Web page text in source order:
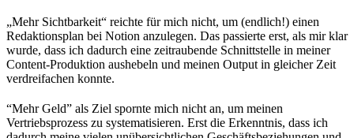
„Mehr Sichtbarkeit“ reichte für mich nicht, um (endlich!) einen
Redaktionsplan bei Notion anzulegen. Das passierte erst, als mir klar
wurde, dass ich dadurch eine zeitraubende Schnittstelle in meiner
Content-Produktion aushebeln und meinen Output in gleicher Zeit
verdreifachen konnte.
“Mehr Geld” als Ziel spornte mich nicht an, um meinen
Vertriebsprozess zu systematisieren. Erst die Erkenntnis, dass ich